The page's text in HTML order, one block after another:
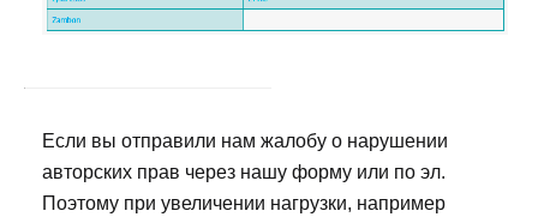
Если вы отправили нам жалобу о нарушении
авторских прав через нашу форму или по эл.
Поэтому при увеличении нагрузки, например